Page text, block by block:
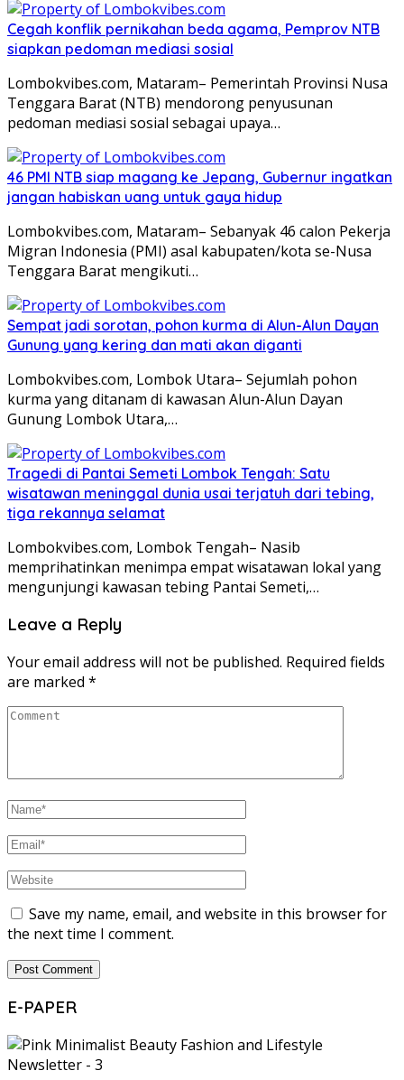
Cegah konflik pernikahan beda agama, Pemprov NTB
siapkan pedoman mediasi sosial
Lombokvibes.com, Mataram– Pemerintah Provinsi Nusa
Tenggara Barat (NTB) mendorong penyusunan
pedoman mediasi sosial sebagai upaya…
46 PMI NTB siap magang ke Jepang, Gubernur ingatkan
jangan habiskan uang untuk gaya hidup
Lombokvibes.com, Mataram– Sebanyak 46 calon Pekerja
Migran Indonesia (PMI) asal kabupaten/kota se-Nusa
Tenggara Barat mengikuti…
Sempat jadi sorotan, pohon kurma di Alun-Alun Dayan
Gunung yang kering dan mati akan diganti
Lombokvibes.com, Lombok Utara– Sejumlah pohon
kurma yang ditanam di kawasan Alun-Alun Dayan
Gunung Lombok Utara,…
Tragedi di Pantai Semeti Lombok Tengah: Satu
wisatawan meninggal dunia usai terjatuh dari tebing,
tiga rekannya selamat
Lombokvibes.com, Lombok Tengah– Nasib
memprihatinkan menimpa empat wisatawan lokal yang
mengunjungi kawasan tebing Pantai Semeti,…
Leave a Reply
Your email address will not be published. Required fields
are marked *
Save my name, email, and website in this browser for
the next time I comment.
E-PAPER